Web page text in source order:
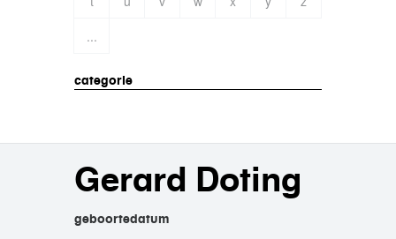
...
categorie
Gerard Doting
geboortedatum